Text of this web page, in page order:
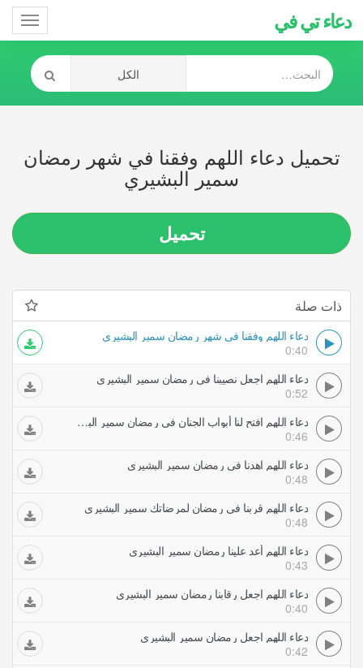
دعاء تي في
تحميل دعاء اللهم وفقنا في شهر رمضان
سمير البشيري
تحميل
ذات صلة
دعاء اللهم وفقنا في شهر رمضان سمير البشيري
0:40
دعاء اللهم اجعل نصيبنا في رمضان سمير البشيري
0:52
دعاء اللهم افتح لنا أبواب الجنان في رمضان سمير البشيري
0:46
دعاء اللهم اهدنا في رمضان سمير البشيري
0:48
دعاء اللهم قربنا في رمضان لمرضاتك سمير البشيري
0:48
دعاء اللهم أعد علينا رمضان سمير البشيري
0:43
دعاء اللهم اجعل رقابنا رمضان سمير البشيري
0:40
دعاء اللهم اجعل رمضان سمير البشيري
0:42